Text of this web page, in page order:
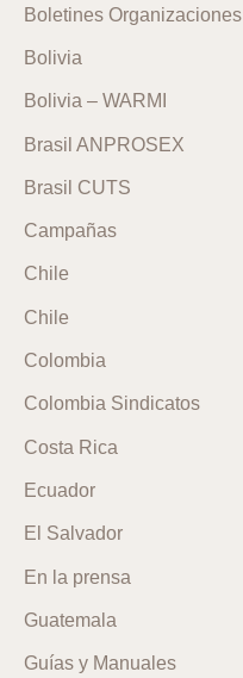
Boletines Organizaciones
Bolivia
Bolivia – WARMI
Brasil ANPROSEX
Brasil CUTS
Campañas
Chile
Chile
Colombia
Colombia Sindicatos
Costa Rica
Ecuador
El Salvador
En la prensa
Guatemala
Guías y Manuales